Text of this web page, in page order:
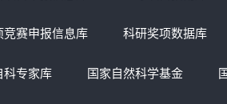
竞赛申报信息库 科研奖项数据库
科专家库 国家自然科学基金